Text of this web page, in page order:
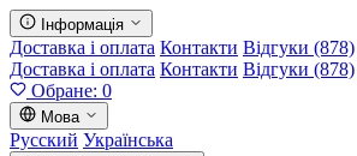
Інформація
Доставка і оплата Контакти Відгуки (878)
Доставка і оплата Контакти Відгуки (878)
Обране: 0
Мова
Русский Українська